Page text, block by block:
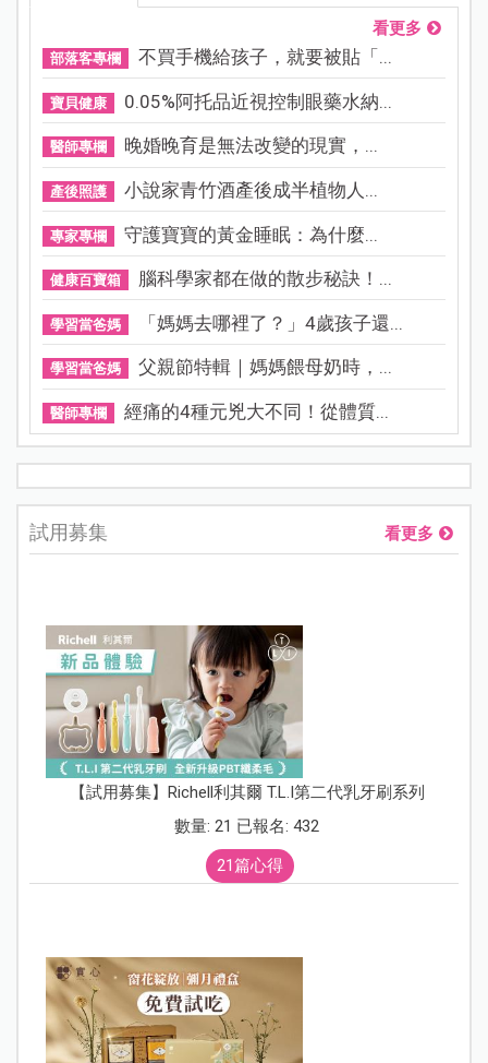
看更多
部落客專欄 不買手機給孩子，就要被貼「...
寶貝健康 0.05%阿托品近視控制眼藥水納...
醫師專欄 晚婚晚育是無法改變的現實，...
產後照護 小說家青竹酒產後成半植物人...
專家專欄 守護寶寶的黃金睡眠：為什麼...
健康百寶箱 腦科學家都在做的散步秘訣！...
學習當爸媽 「媽媽去哪裡了？」4歲孩子還...
學習當爸媽 父親節特輯｜媽媽餵母奶時，...
醫師專欄 經痛的4種元兇大不同！從體質...
試用募集 看更多
【試用募集】Richell利其爾 T.L.I第二代乳牙刷系列
數量: 21 已報名: 432
21篇心得